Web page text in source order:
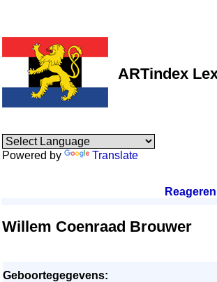
ARTindex
Powered by Translate
Reageren
Willem Coenraad Brouwer
Geboortegegevens: